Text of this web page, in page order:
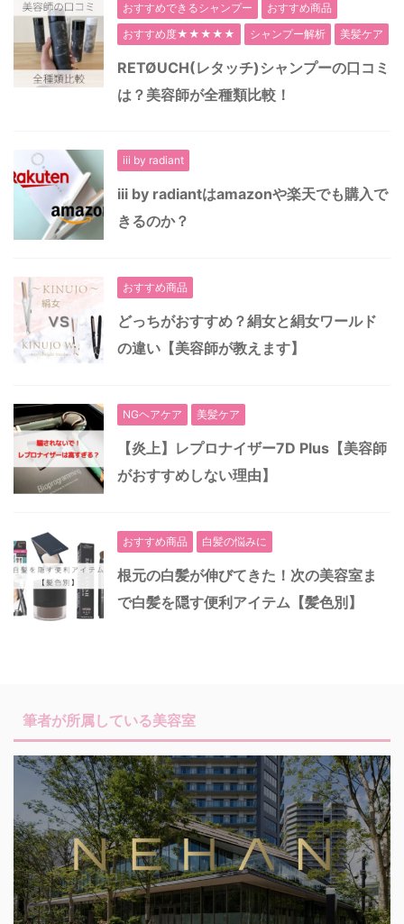
おすすめできるシャンプー
おすすめ商品
おすすめ度★★★★★
シャンプー解析 美髪ケア
RETØUCH(レタッチ)シャンプーの口コミ
は？美容師が全種類比較！
iii by radiant
iii by radiantはamazonや楽天でも購入で
きるのか？
おすすめ商品
どっちがおすすめ？絹女と絹女ワールド
の違い【美容師が教えます】
NGヘアケア 美髪ケア
【炎上】レプロナイザー7D Plus【美容師
がおすすめしない理由】
おすすめ商品 白髪の悩みに
根元の白髪が伸びてきた！次の美容室ま
で白髪を隠す便利アイテム【髪色別】
筆者が所属している美容室